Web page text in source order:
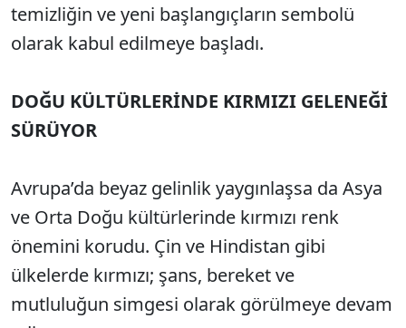
temizliğin ve yeni başlangıçların sembolü
olarak kabul edilmeye başladı.
DOĞU KÜLTÜRLERİNDE KIRMIZI GELENEĞİ
SÜRÜYOR
Avrupa’da beyaz gelinlik yaygınlaşsa da Asya
ve Orta Doğu kültürlerinde kırmızı renk
önemini korudu. Çin ve Hindistan gibi
ülkelerde kırmızı; şans, bereket ve
mutluluğun simgesi olarak görülmeye devam